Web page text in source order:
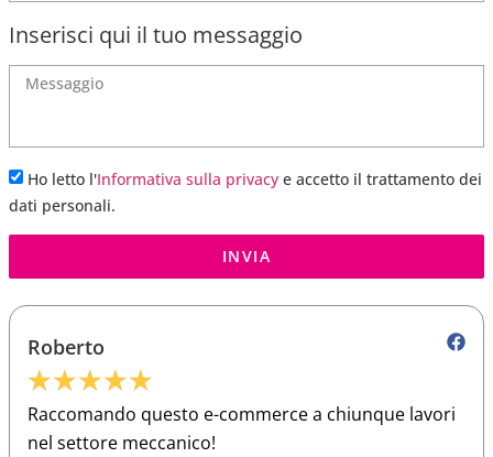
Inserisci qui il tuo messaggio
Ho letto l'Informativa sulla privacy e accetto il trattamento dei
dati personali.
INVIA
Roberto
★★★★★
Raccomando questo e-commerce a chiunque lavori
nel settore meccanico!